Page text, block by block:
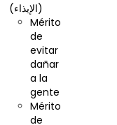
(الإيذاء)
Mérito
de
evitar
dañar
a la
gente
Mérito
de